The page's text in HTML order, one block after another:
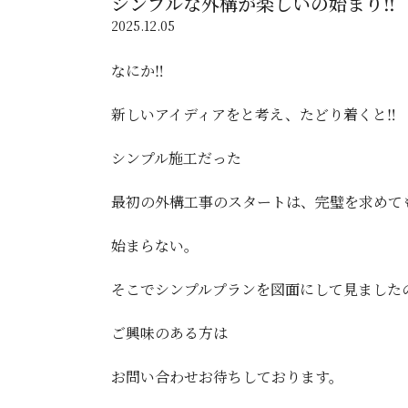
2025.12.05
なにか‼️
新しいアイディアをと考え、たどり着くと‼️
シンプル施工だった
最初の外構工事のスタートは、完璧を求めて
始まらない。
そこでシンプルプランを図面にして見ました
ご興味のある方は
お問い合わせお待ちしております。